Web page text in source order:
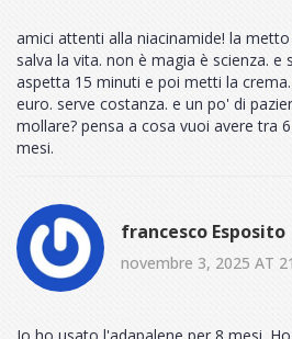
amici attenti alla niacinamide! la
salva la vita. non è magia è scienza. e
aspetta 15 minuti e poi metti la
euro. serve costanza. e un po' di
mollare? pensa a cosa vuoi avere tra
mesi.
francesco Esposito
novembre 3, 2025 AT